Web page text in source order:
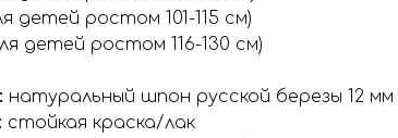
детей ростом 101-115 см)
детей ростом 116-130 см)
натуральный шпон русской березы 12 мм
стойкая краска/лак